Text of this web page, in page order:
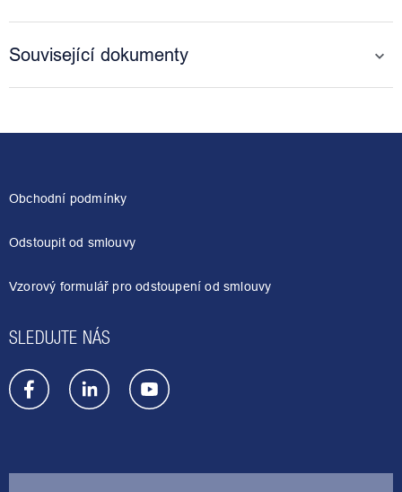
Související dokumenty
Obchodní podmínky
Odstoupit od smlouvy
Vzorový formulář pro odstoupení od smlouvy
SLEDUJTE NÁS